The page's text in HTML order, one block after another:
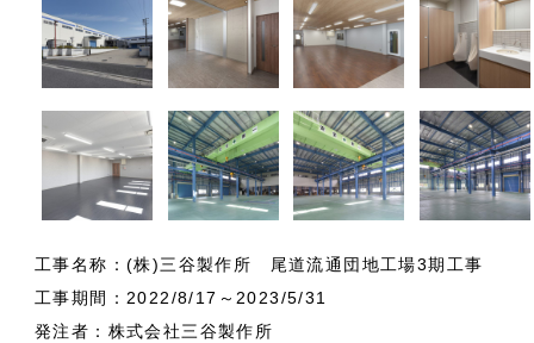
工事名称：(株)三谷製作所 尾道流通団地工場3期工事
工事期間：2022/8/17～2023/5/31
発注者：株式会社三谷製作所